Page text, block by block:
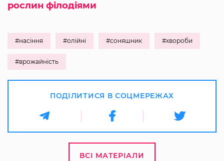
рослин філодіями
#насіння #олійні #соняшник #хвороби
#врожайність
ПОДІЛИТИСЯ В СОЦМЕРЕЖАХ
ВСІ МАТЕРІАЛИ